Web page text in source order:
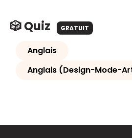
🎲 Quiz GRATUIT
Anglais
Anglais (Design-Mode-